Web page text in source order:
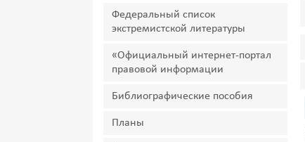
Федеральный список
экстремистской литературы
«Официальный интернет-портал
правовой информации
Библиографические пособия
Планы